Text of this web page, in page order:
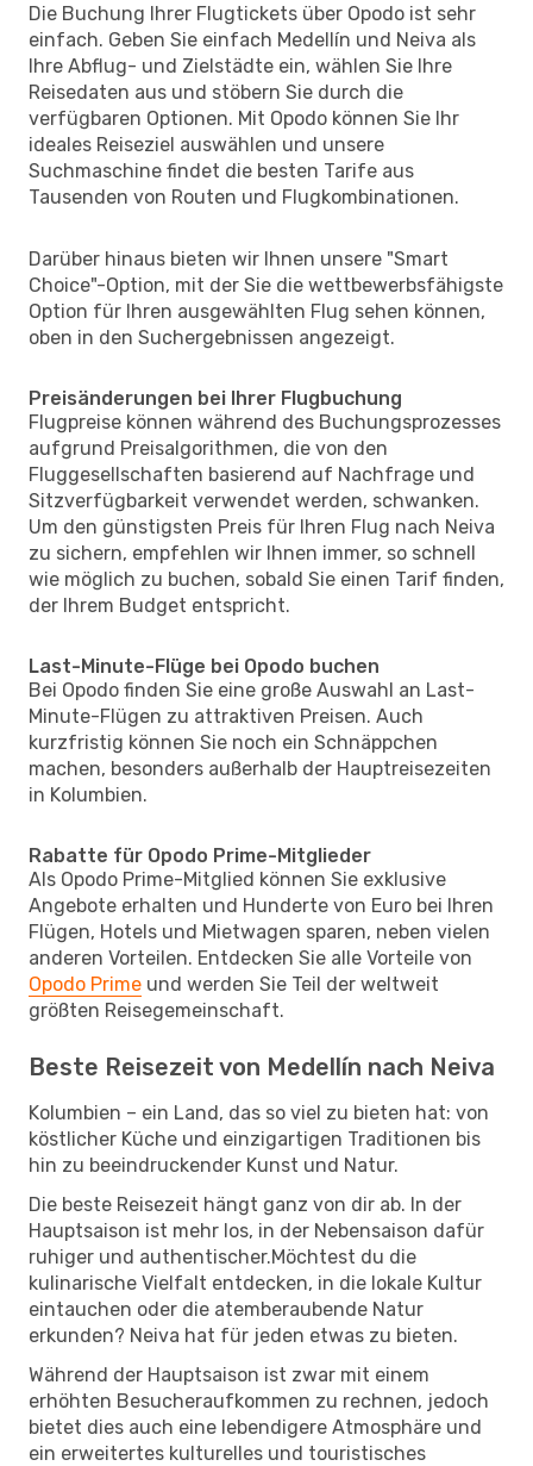
Die Buchung Ihrer Flugtickets über Opodo ist sehr
einfach. Geben Sie einfach Medellín und Neiva als
Ihre Abflug- und Zielstädte ein, wählen Sie Ihre
Reisedaten aus und stöbern Sie durch die
verfügbaren Optionen. Mit Opodo können Sie Ihr
ideales Reiseziel auswählen und unsere
Suchmaschine findet die besten Tarife aus
Tausenden von Routen und Flugkombinationen.
Darüber hinaus bieten wir Ihnen unsere "Smart
Choice"-Option, mit der Sie die wettbewerbsfähigste
Option für Ihren ausgewählten Flug sehen können,
oben in den Suchergebnissen angezeigt.
Preisänderungen bei Ihrer Flugbuchung
Flugpreise können während des Buchungsprozesses
aufgrund Preisalgorithmen, die von den
Fluggesellschaften basierend auf Nachfrage und
Sitzverfügbarkeit verwendet werden, schwanken.
Um den günstigsten Preis für Ihren Flug nach Neiva
zu sichern, empfehlen wir Ihnen immer, so schnell
wie möglich zu buchen, sobald Sie einen Tarif finden,
der Ihrem Budget entspricht.
Last-Minute-Flüge bei Opodo buchen
Bei Opodo finden Sie eine große Auswahl an Last-
Minute-Flügen zu attraktiven Preisen. Auch
kurzfristig können Sie noch ein Schnäppchen
machen, besonders außerhalb der Hauptreisezeiten
in Kolumbien.
Rabatte für Opodo Prime-Mitglieder
Als Opodo Prime-Mitglied können Sie exklusive
Angebote erhalten und Hunderte von Euro bei Ihren
Flügen, Hotels und Mietwagen sparen, neben vielen
anderen Vorteilen. Entdecken Sie alle Vorteile von
Opodo Prime und werden Sie Teil der weltweit
größten Reisegemeinschaft.
Beste Reisezeit von Medellín nach Neiva
Kolumbien – ein Land, das so viel zu bieten hat: von
köstlicher Küche und einzigartigen Traditionen bis
hin zu beeindruckender Kunst und Natur.
Die beste Reisezeit hängt ganz von dir ab. In der
Hauptsaison ist mehr los, in der Nebensaison dafür
ruhiger und authentischer.Möchtest du die
kulinarische Vielfalt entdecken, in die lokale Kultur
eintauchen oder die atemberaubende Natur
erkunden? Neiva hat für jeden etwas zu bieten.
Während der Hauptsaison ist zwar mit einem
erhöhten Besucheraufkommen zu rechnen, jedoch
bietet dies auch eine lebendigere Atmosphäre und
ein erweitertes kulturelles und touristisches